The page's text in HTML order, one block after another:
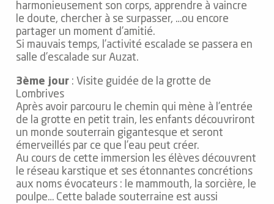
harmonieusement son corps, apprendre à vaincre
le doute, chercher à se surpasser, …ou encore
partager un moment d’amitié.
Si mauvais temps, l’activité escalade se passera en
salle d’escalade sur Auzat.
3ème jour : Visite guidée de la grotte de
Lombrives
Après avoir parcouru le chemin qui mène à l’entrée
de la grotte en petit train, les enfants découvriront
un monde souterrain gigantesque et seront
émerveillés par ce que l’eau peut créer.
Au cours de cette immersion les élèves découvrent
le réseau karstique et ses étonnantes concrétions
aux noms évocateurs : le mammouth, la sorcière, le
poulpe… Cette balade souterraine est aussi